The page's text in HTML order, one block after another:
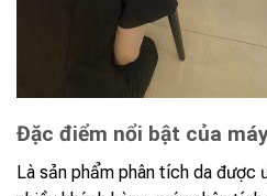
Đặc điểm nổi bật của
Là sản phẩm phân tích da được